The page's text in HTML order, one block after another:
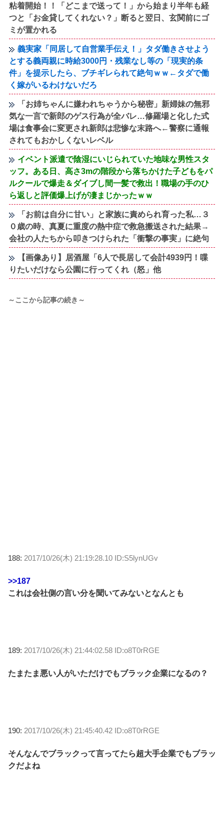
粘着開始！！「どこまで送って！」から始まり半年も経
つと「お金貸してくれない？」断ると翌日、玄関前にゴ
ミが置かれる
義実家「同居して自営業手伝え！」タダ働きさせよう
とする義両親に時給3000円・残業なし等の「現実的条
件」を提示したら、ブチギレられて絶句ｗｗ←タダで働
く嫁がいるわけないだろ
「お姉ちゃんに嫌われちゃうから秘密」新婦妹の無邪
気な一言で新郎のゲス行為が全バレ…修羅場と化した式
場は食事会に変更され新郎は悲惨な末路へ←警察に通報
されてもおかしくないレベル
イベント派遣で陰湿にいじられていた地味な男性スタ
ッフ。ある日、高さ3mの階段から落ちかけた子どもをパ
ルクールで爆走＆ダイブし間一髪で救出！職場の手のひ
ら返しと評価爆上げが凄まじかったｗｗ
「お前は自分に甘い」と家族に責められ育った私…３
０歳の時、真夏に重度の熱中症で救急搬送された結果→
会社の人たちから叩きつけられた「衝撃の事実」に絶句
【画像あり】居酒屋「6人で長居して会計4939円！喋
りたいだけなら公園に行ってくれ（怒」他
～ここから記事の続き～
188: 2017/10/26(木) 21:19:28.10 ID:S5lynUGv
>>187
これは会社側の言い分を聞いてみないとなんとも
189: 2017/10/26(木) 21:44:02.58 ID:o8T0rRGE
たまたま悪い人がいただけでもブラック企業になるの？
190: 2017/10/26(木) 21:45:40.42 ID:o8T0rRGE
そんなんでブラックって言ってたら超大手企業でもブラッ
クだよね